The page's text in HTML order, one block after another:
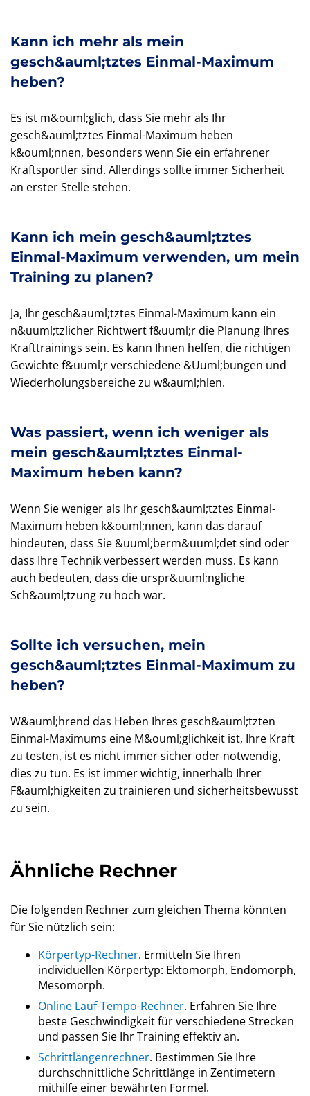
Kann ich mehr als mein
gesch&auml;tztes Einmal-Maximum
heben?
Es ist m&ouml;glich, dass Sie mehr als Ihr
gesch&auml;tztes Einmal-Maximum heben
k&ouml;nnen, besonders wenn Sie ein erfahrener
Kraftsportler sind. Allerdings sollte immer Sicherheit
an erster Stelle stehen.
Kann ich mein gesch&auml;tztes
Einmal-Maximum verwenden, um mein
Training zu planen?
Ja, Ihr gesch&auml;tztes Einmal-Maximum kann ein
n&uuml;tzlicher Richtwert f&uuml;r die Planung Ihres
Krafttrainings sein. Es kann Ihnen helfen, die richtigen
Gewichte f&uuml;r verschiedene &Uuml;bungen und
Wiederholungsbereiche zu w&auml;hlen.
Was passiert, wenn ich weniger als
mein gesch&auml;tztes Einmal-
Maximum heben kann?
Wenn Sie weniger als Ihr gesch&auml;tztes Einmal-
Maximum heben k&ouml;nnen, kann das darauf
hindeuten, dass Sie &uuml;berm&uuml;det sind oder
dass Ihre Technik verbessert werden muss. Es kann
auch bedeuten, dass die urspr&uuml;ngliche
Sch&auml;tzung zu hoch war.
Sollte ich versuchen, mein
gesch&auml;tztes Einmal-Maximum zu
heben?
W&auml;hrend das Heben Ihres gesch&auml;tzten
Einmal-Maximums eine M&ouml;glichkeit ist, Ihre Kraft
zu testen, ist es nicht immer sicher oder notwendig,
dies zu tun. Es ist immer wichtig, innerhalb Ihrer
F&auml;higkeiten zu trainieren und sicherheitsbewusst
zu sein.
Ähnliche Rechner
Die folgenden Rechner zum gleichen Thema könnten
für Sie nützlich sein:
Körpertyp-Rechner. Ermitteln Sie Ihren
individuellen Körpertyp: Ektomorph, Endomorph,
Mesomorph.
Online Lauf-Tempo-Rechner. Erfahren Sie Ihre
beste Geschwindigkeit für verschiedene Strecken
und passen Sie Ihr Training effektiv an.
Schrittlängenrechner. Bestimmen Sie Ihre
durchschnittliche Schrittlänge in Zentimetern
mithilfe einer bewährten Formel.